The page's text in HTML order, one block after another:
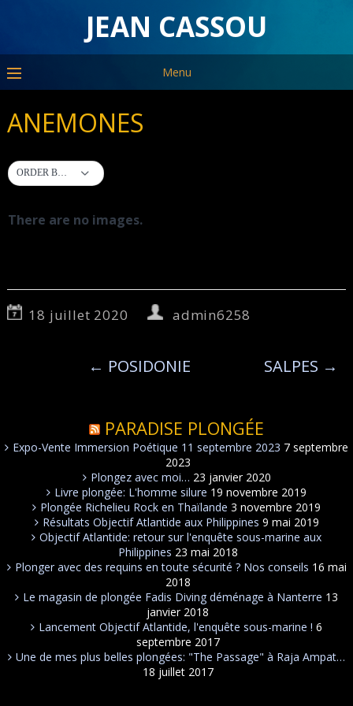
JEAN CASSOU
Menu
ANEMONES
ORDER BY DEFAULT
There are no images.
18 juillet 2020 admin6258
← POSIDONIE SALPES →
PARADISE PLONGÉE
Expo-Vente Immersion Poétique 11 septembre 2023 7 septembre
2023
Plongez avec moi… 23 janvier 2020
Livre plongée: L'homme silure 19 novembre 2019
Plongée Richelieu Rock en Thaïlande 3 novembre 2019
Résultats Objectif Atlantide aux Philippines 9 mai 2019
Objectif Atlantide: retour sur l'enquête sous-marine aux
Philippines 23 mai 2018
Plonger avec des requins en toute sécurité ? Nos conseils 16 mai
2018
Le magasin de plongée Fadis Diving déménage à Nanterre 13
janvier 2018
Lancement Objectif Atlantide, l'enquête sous-marine ! 6
septembre 2017
Une de mes plus belles plongées: "The Passage" à Raja Ampat…
18 juillet 2017